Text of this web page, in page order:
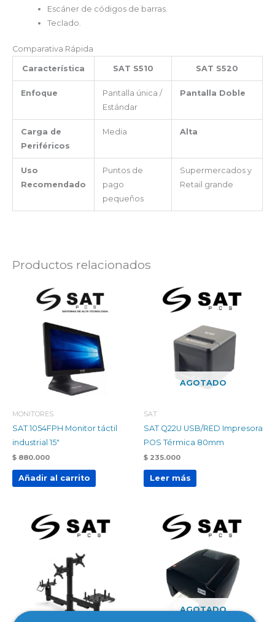
Escáner de códigos de barras.
Teclado.
Comparativa Rápida
Característica SAT S510 SAT S520
Enfoque
Pantalla única /
Estándar
Pantalla Doble
Carga de
Periféricos
Media Alta
Uso
Recomendado
Puntos de
pago
pequeños
Supermercados y
Retail grande
Productos relacionados
MONITORES
SAT 1054FPH Monitor táctil
industrial 15″
$ 880.000
Añadir al carrito
AGOTADO
SAT
SAT Q22U USB/RED Impresora
POS Térmica 80mm
$ 235.000
Leer más
AGOTADO